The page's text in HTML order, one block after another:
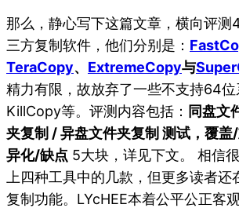
那么，静心写下这篇文章，横向评测
三方复制软件，他们分别是：
TeraCopy、 ExtremeCopy与
精力有限，故放弃了一些不支持64
KillCopy等。评测内容包括： 同盘文
夹复制 / 异盘文件夹复制 测试，覆盖
异化/缺点 5大块，详见下文。 相信
上四种工具中的几款，但更多读者
复制功能。LYcHEE本着公平公正客